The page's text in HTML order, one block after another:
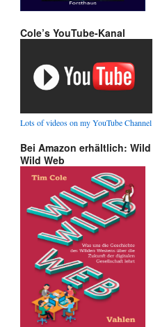
Cole’s YouTube-Kanal
Lots of videos on my YouTube Channel
Bei Amazon erhältlich: Wild
Wild Web